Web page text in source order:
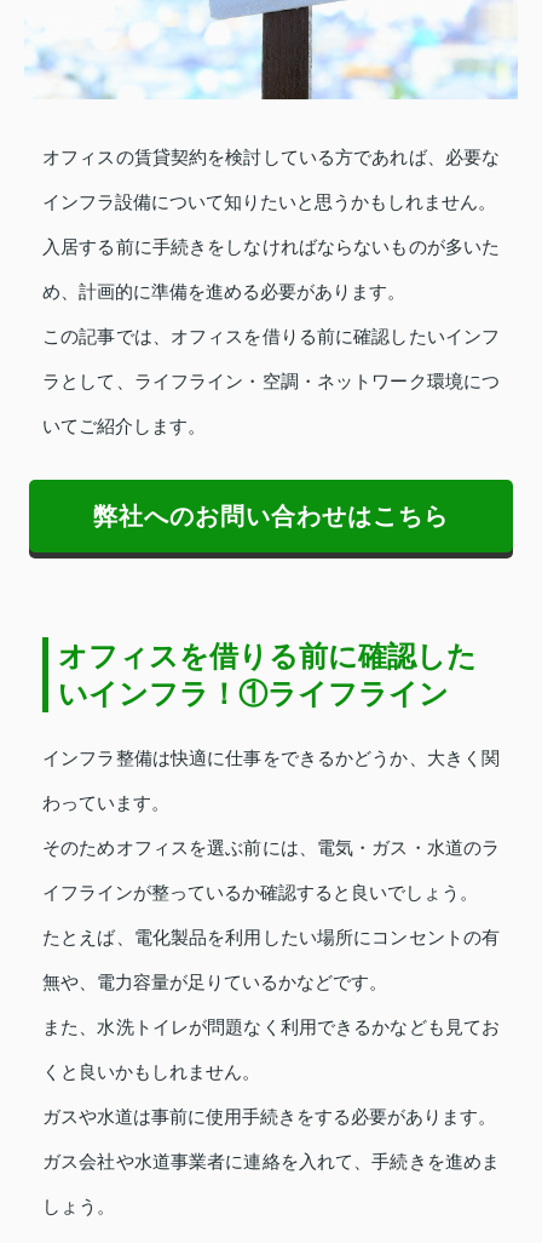
オフィスの賃貸契約を検討している方であれば、必要な
インフラ設備について知りたいと思うかもしれません。
入居する前に手続きをしなければならないものが多いた
め、計画的に準備を進める必要があります。
この記事では、オフィスを借りる前に確認したいインフ
ラとして、ライフライン・空調・ネットワーク環境につ
いてご紹介します。
弊社へのお問い合わせはこちら
オフィスを借りる前に確認した
いインフラ！①ライフライン
インフラ整備は快適に仕事をできるかどうか、大きく関
わっています。
そのためオフィスを選ぶ前には、電気・ガス・水道のラ
イフラインが整っているか確認すると良いでしょう。
たとえば、電化製品を利用したい場所にコンセントの有
無や、電力容量が足りているかなどです。
また、水洗トイレが問題なく利用できるかなども見てお
くと良いかもしれません。
ガスや水道は事前に使用手続きをする必要があります。
ガス会社や水道事業者に連絡を入れて、手続きを進めま
しょう。